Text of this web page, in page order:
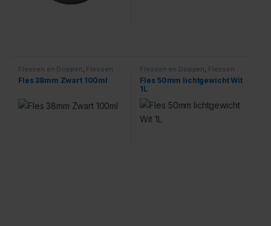
Flessen en Doppen, Flessen
38mm , Zwart
Fles 38mm Zwart 100ml
Flessen en Doppen, Flessen
50mm lichtgewicht Wit
Fles 50mm lichtgewicht Wit
1L